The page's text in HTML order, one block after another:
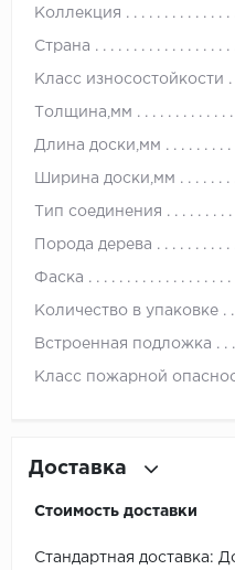
Коллекция
Страна
Класс износостойкости
Толщина,мм
Длина доски,мм
Ширина доски,мм
Тип соединения
Порода дерева
Фаска
Количество в упаковке
Встроенная подложка
Класс пожарной
Доставка
Стоимость доставки
Стандартная доставка: